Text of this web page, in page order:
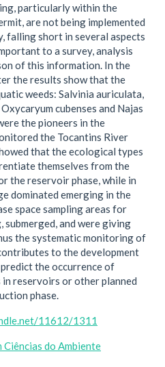
particularly within the
are not being implemented
falling short in several aspects
to a survey, analysis
of this information. In the
the results show that the
weeds: Salvinia auriculata,
cubenses and Najas
the pioneers in the
the Tocantins River
that the ecological types
themselves from the
the reservoir phase, while in
dominated emerging in the
space sampling areas for
and were giving
the systematic monitoring of
to the development
the occurrence of
in reservoirs or other planned
phase.
11612/1311
Ciências do Ambiente